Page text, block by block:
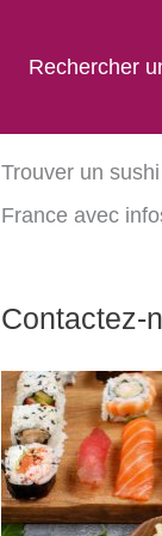
Rechercher
Trouver un
France avec
Contactez-